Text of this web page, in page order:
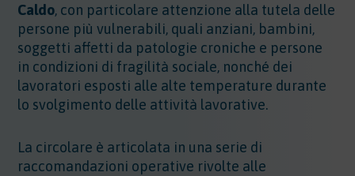
Caldo, con particolare attenzione alla tutela delle
persone più vulnerabili, quali anziani, bambini,
soggetti affetti da patologie croniche e persone
in condizioni di fragilità sociale, nonché dei
lavoratori esposti alle alte temperature durante
lo svolgimento delle attività lavorative.
La circolare è articolata in una serie di
raccomandazioni operative rivolte alle